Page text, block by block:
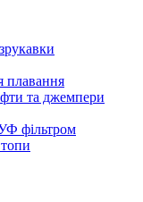
плавання
та джемпери
фільтром